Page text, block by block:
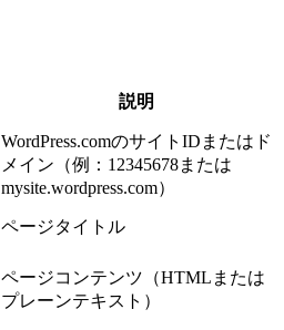
説明
WordPress.comのサイトIDまたはド
メイン（例：12345678または
mysite.wordpress.com）
ページタイトル
ページコンテンツ（HTMLまたは
プレーンテキスト）